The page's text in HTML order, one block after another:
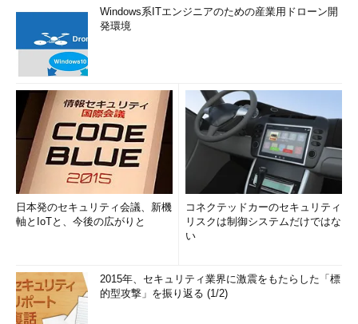
Windows系ITエンジニアのための産業用ドローン開
発環境
日本発のセキュリティ会議、新機
軸とIoTと、今後の広がりと
コネクテッドカーのセキュリティ
リスクは制御システムだけではな
い
2015年、セキュリティ業界に激震をもたらした「標
的型攻撃」を振り返る (1/2)